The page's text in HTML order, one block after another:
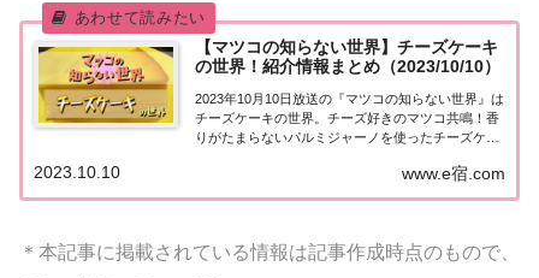
【マツコの知らない世界】チーズケーキ
の世界！紹介情報まとめ（2023/10/10）
2023年10月10日放送の『マツコの知らない世界』は
チーズケーキの世界。チーズ好きのマツコ共鳴！香
りがたまらないパルミジャーノを使ったチーズケー
使ったチーズケーキなど、番組で紹介された情報は
こちら！チーズケーキの世界「チーズケーキの...
www.e宿.com
2023.10.10
＊本記事に掲載されている情報は記事作成時点のもので、